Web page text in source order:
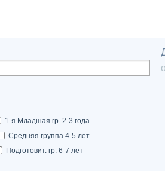
1-я Младшая гр. 2-3 года
Средняя группа 4-5 лет
Подготовит. гр. 6-7 лет